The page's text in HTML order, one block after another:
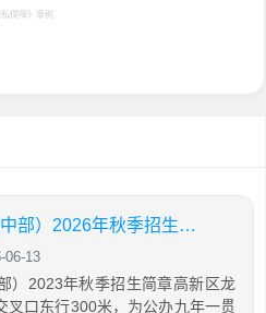
私保障》 条例
唐山高新区龙泽学校（初中部）2026年秋季招生简章
06-13
）2023年秋季招生简章高新区龙
叉口东行300米，为公办九年一贯